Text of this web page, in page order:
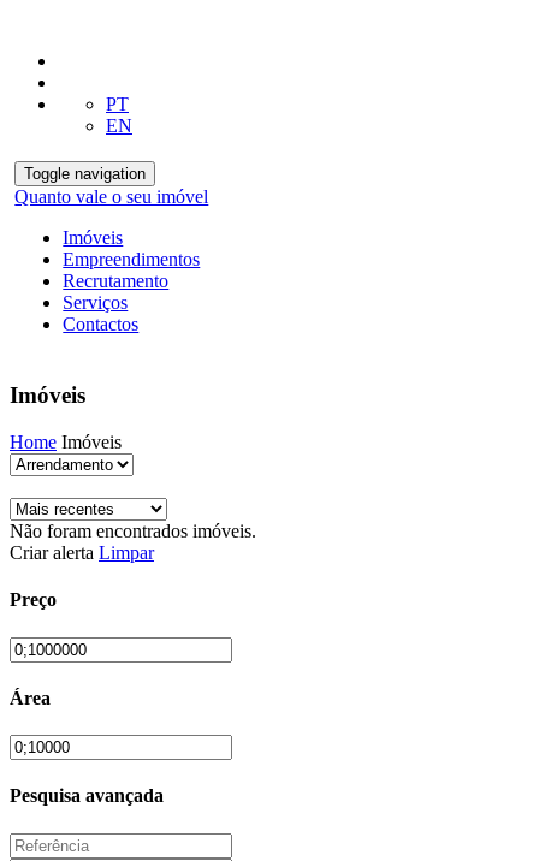
PT
EN
Toggle navigation
Quanto vale o seu imóvel
Imóveis
Empreendimentos
Recrutamento
Serviços
Contactos
Imóveis
Home Imóveis
Não foram encontrados imóveis.
Criar alerta Limpar
Preço
Área
Pesquisa avançada